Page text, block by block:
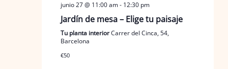
junio 27 @ 11:00 am- 12:30 pm
Jardín de mesa – Elige tu paisaje
Tu planta interiorCarrer del Cinca, 54,
Barcelona
€50